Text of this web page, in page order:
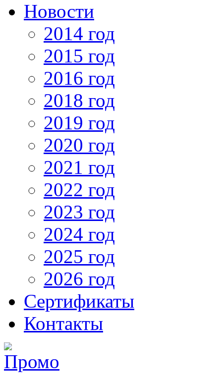
Новости
2014 год
2015 год
2016 год
2018 год
2019 год
2020 год
2021 год
2022 год
2023 год
2024 год
2025 год
2026 год
Сертификаты
Контакты